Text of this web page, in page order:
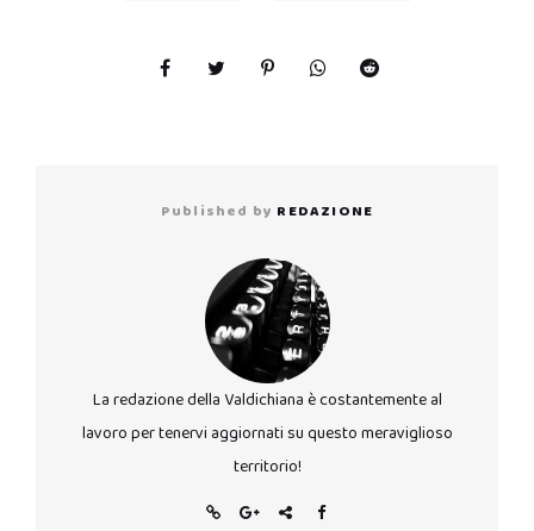
Published by REDAZIONE
La redazione della Valdichiana è costantemente al
lavoro per tenervi aggiornati su questo meraviglioso
territorio!